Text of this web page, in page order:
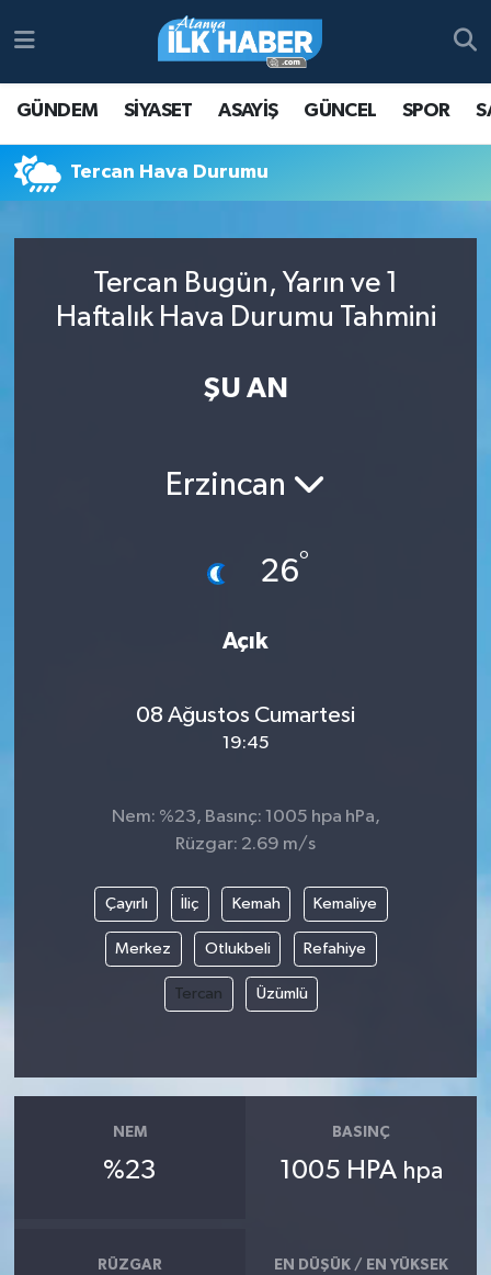
GÜNDEM SİYASET ASAYİŞ GÜNCEL SPOR
Tercan Hava Durumu
Tercan Bugün, Yarın ve 1
Haftalık Hava Durumu Tahmini
ŞU AN
Erzincan
26°
Açık
08 Ağustos Cumartesi
19:45
Nem: %23, Basınç: 1005 hpa hPa,
Rüzgar: 2.69 m/s
Çayırlı İliç Kemah Kemaliye
Merkez Otlukbeli Refahiye
Tercan Üzümlü
NEM
%23
BASINÇ
1005 HPA hpa
RÜZGAR EN DÜŞÜK / EN YÜKSEK
Antalya Nöbetçi Eczaneler
Süper Lig Puan Durumu ve Fikstür